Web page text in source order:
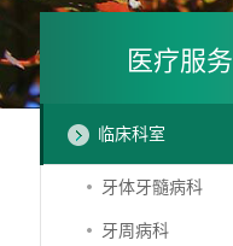
医疗服务
临床科室
牙体牙髓病科
牙周病科